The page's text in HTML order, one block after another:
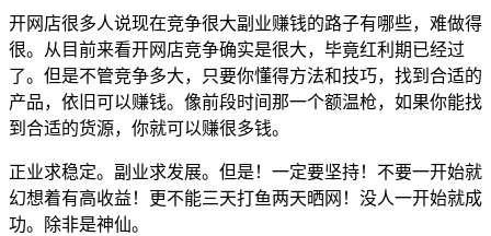
开网店很多人说现在竞争很大副业赚钱的路子有哪些，难做得
很。从目前来看开网店竞争确实是很大，毕竟红利期已经过
了。但是不管竞争多大，只要你懂得方法和技巧，找到合适的
产品，依旧可以赚钱。像前段时间那一个额温枪，如果你能找
到合适的货源，你就可以赚很多钱。
正业求稳定。副业求发展。但是！一定要坚持！不要一开始就
幻想着有高收益！更不能三天打鱼两天晒网！没人一开始就成
功。除非是神仙。